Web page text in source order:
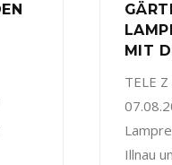
MIT
TELE
Illnau